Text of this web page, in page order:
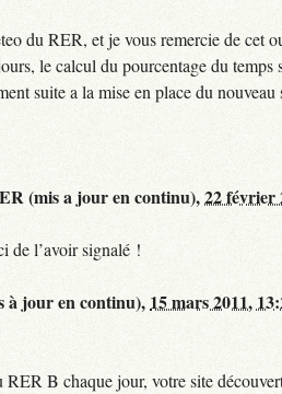
du RER, et je vous remercie de cet
le calcul du pourcentage du temps
suite a la mise en place du
(mis a jour en continu),22 février
de l’avoir signalé !
à jour en continu), 15 mars 2011,
B chaque jour, votre site